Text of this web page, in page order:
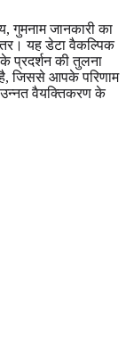
गुमनाम जानकारी का
यह डेटा वैकल्पिक
प्रदर्शन की तुलना
जिससे आपके परिणाम
वैयक्तिकरण के